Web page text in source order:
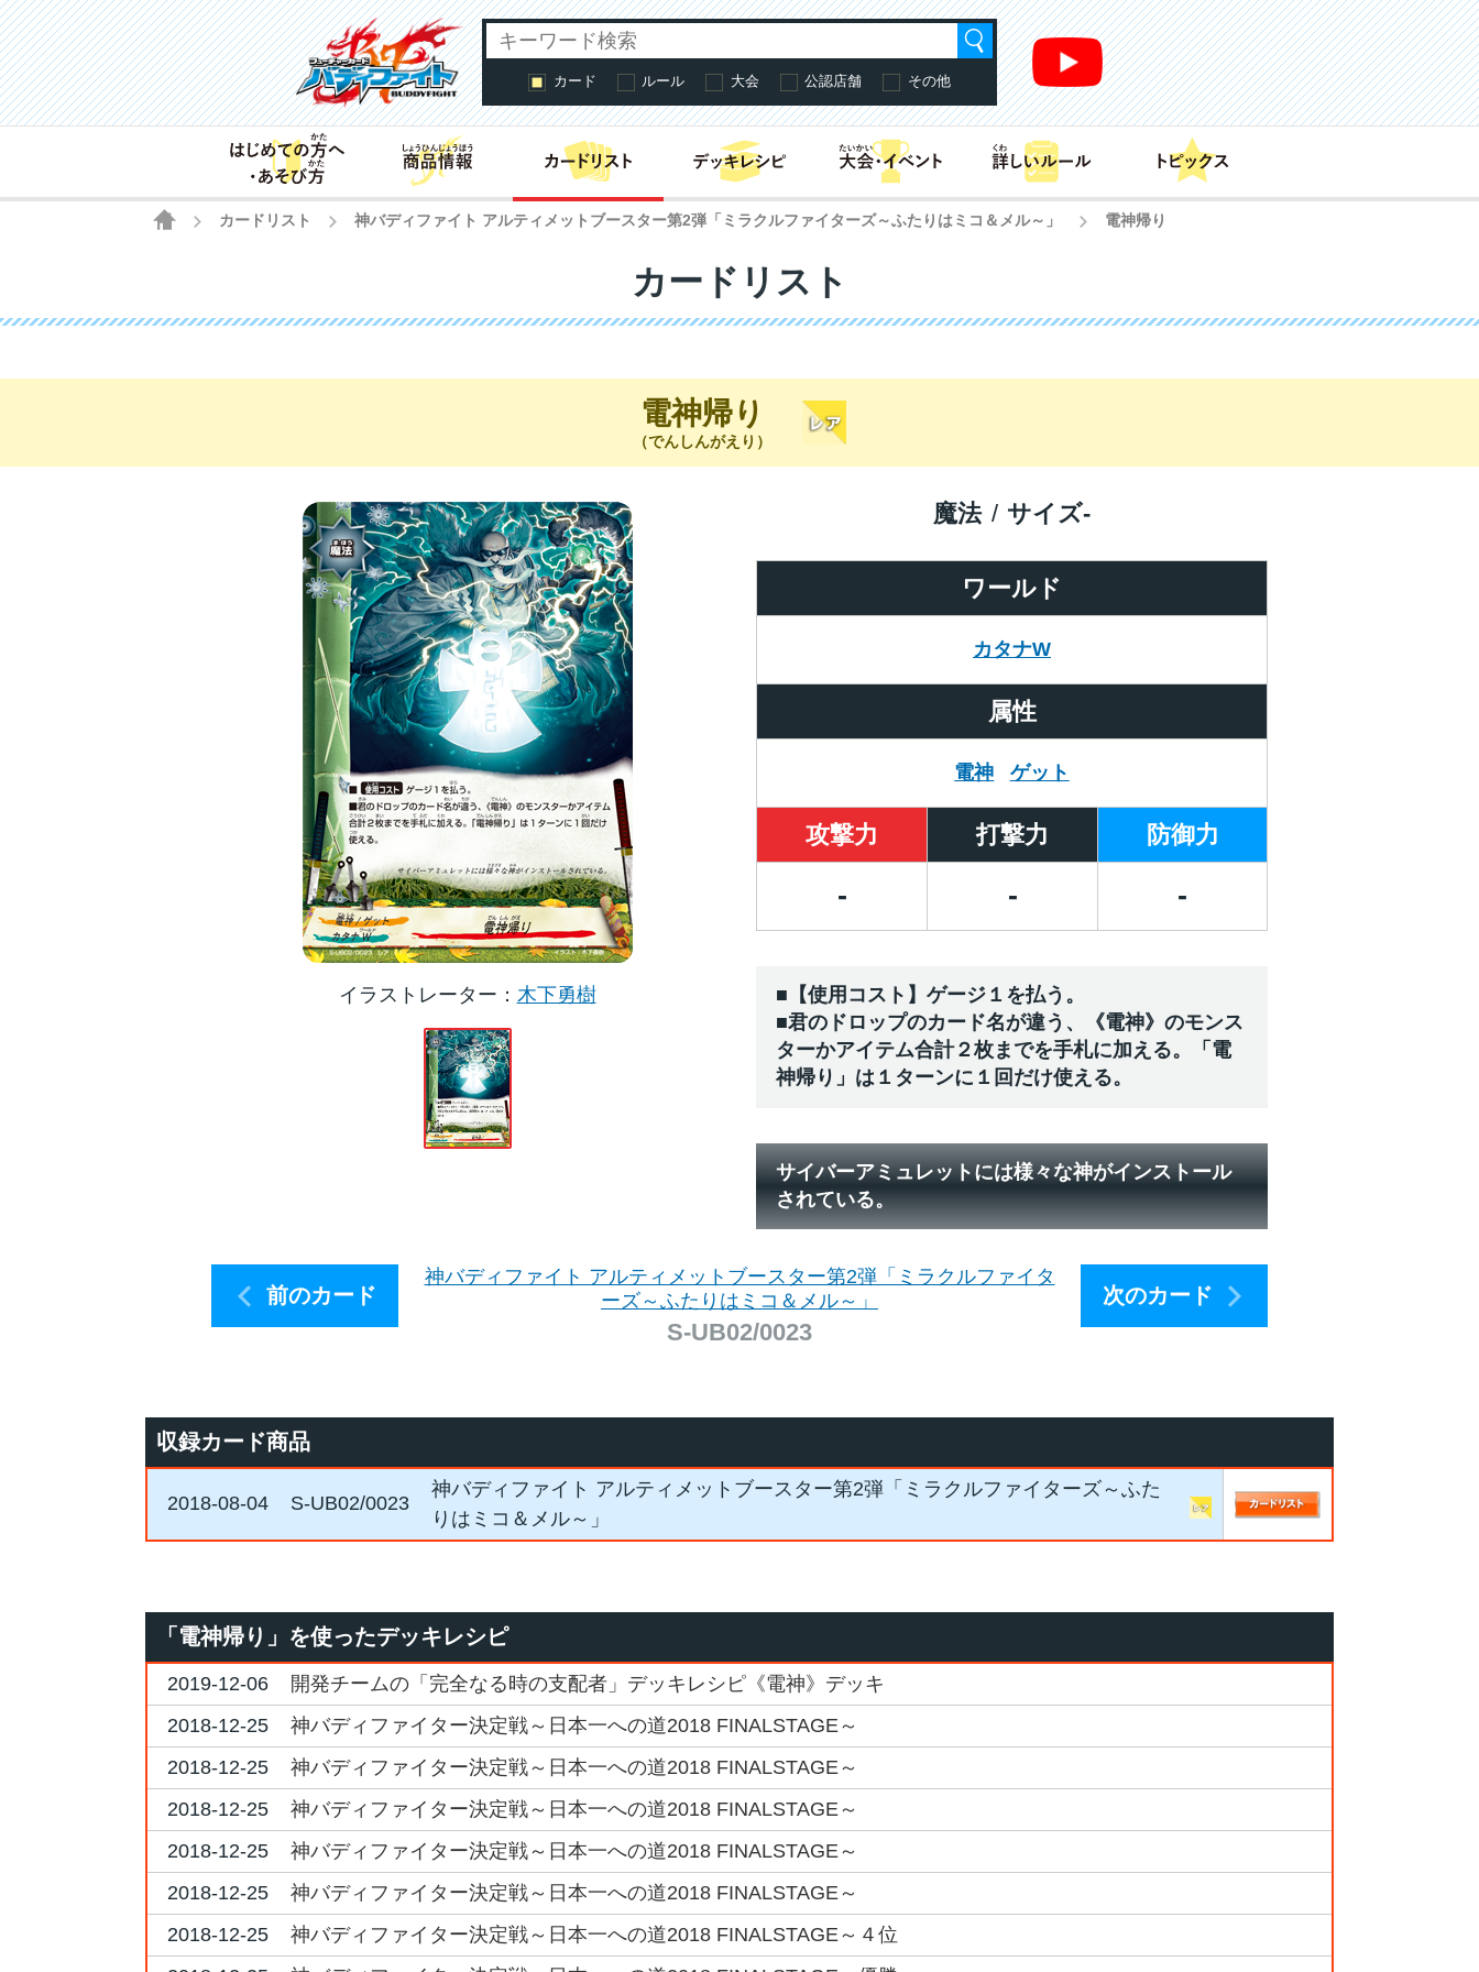
カード ルール 大会 公認店舗 その他
はじめての方へ・あそび方商品情報 カードリスト
HOME
カードリスト 神バディファイト アルティメットブースター第2弾「ミラクルファイターズ～ふたりはミコ＆メル～」 電神帰り
カードリスト
電神帰り
（でんしんがえり）
イラストレーター 木下勇樹
ワールド
カタナW
魔法 サイズ-
属性
電神 ゲット
攻撃力 打撃力 防御力
- - -
■【使用コスト】ゲージ１を払う。
■君のドロップのカード名が違う、《電神》のモンス
ターかアイテム合計２枚までを手札に加える。「電
神帰り」は１ターンに１回だけ使える。
サイバーアミュレットには様々な神がインストール
されている。
前のカード
神バディファイト アルティメットブースター第2弾「ミラクルファイタ
ーズ～ふたりはミコ＆メル～」
S-UB02/0023
次のカード
収録カード商品
2018-08-04 S-UB02/0023
神バディファイト アルティメットブースター第2弾「ミラクルファイターズ～ふた
りはミコ＆メル～」
「電神帰り」を使ったデッキレシピ
2019-12-06
開発チームの「完全なる時の支配者」デッキレシピ《電神》デッキ
2018-12-25
神バディファイター決定戦～日本一への道2018 FINALSTAGE～
2018-12-25
神バディファイター決定戦～日本一への道2018 FINALSTAGE～
2018-12-25
神バディファイター決定戦～日本一への道2018 FINALSTAGE～
2018-12-25
神バディファイター決定戦～日本一への道2018 FINALSTAGE～
2018-12-25
神バディファイター決定戦～日本一への道2018 FINALSTAGE～
2018-12-25
神バディファイター決定戦～日本一への道2018 FINALSTAGE～４位